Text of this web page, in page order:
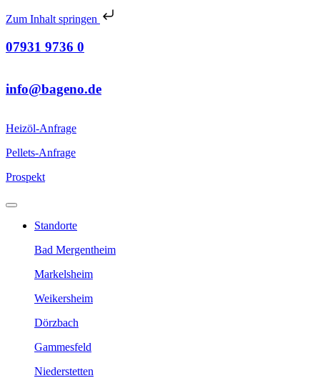
Zum Inhalt springen
07931 9736 0
info@bageno.de
Heizöl-Anfrage
Pellets-Anfrage
Prospekt
Standorte
Bad Mergentheim
Markelsheim
Weikersheim
Dörzbach
Gammesfeld
Niederstetten